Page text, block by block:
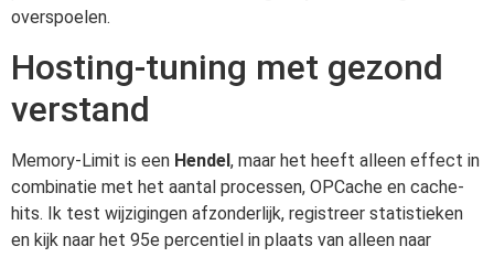
overspoelen.
Hosting-tuning met gezond
verstand
Memory-Limit is een Hendel , maar het heeft alleen effect in
combinatie met het aantal processen, OPCache en cache-
hits. Ik test wijzigingen afzonderlijk, registreer statistieken
en kijk naar het 95e percentiel in plaats van alleen naar